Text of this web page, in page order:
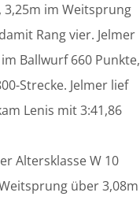
3,25m im Weitsprung
Rang vier. Jelmer
Ballwurf 660 Punkte,
Strecke. Jelmer lief
Lenis mit 3:41,86
Altersklasse W 10
über 3,08m